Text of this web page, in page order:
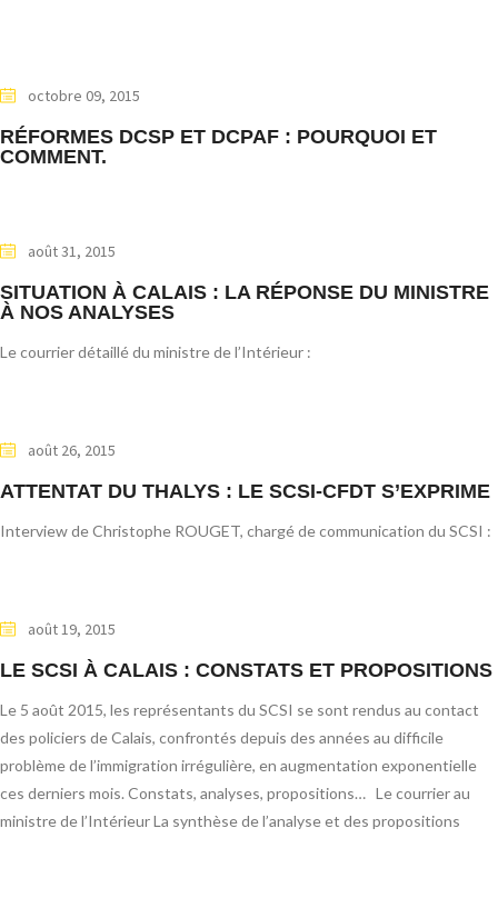
octobre 09, 2015
RÉFORMES DCSP ET DCPAF : POURQUOI ET
COMMENT.
août 31, 2015
SITUATION À CALAIS : LA RÉPONSE DU MINISTRE
À NOS ANALYSES
Le courrier détaillé du ministre de l’Intérieur :
août 26, 2015
ATTENTAT DU THALYS : LE SCSI-CFDT S’EXPRIME
Interview de Christophe ROUGET, chargé de communication du SCSI :
août 19, 2015
LE SCSI À CALAIS : CONSTATS ET PROPOSITIONS
Le 5 août 2015, les représentants du SCSI se sont rendus au contact
des policiers de Calais, confrontés depuis des années au difficile
problème de l’immigration irrégulière, en augmentation exponentielle
ces derniers mois. Constats, analyses, propositions… Le courrier au
ministre de l’Intérieur La synthèse de l’analyse et des propositions